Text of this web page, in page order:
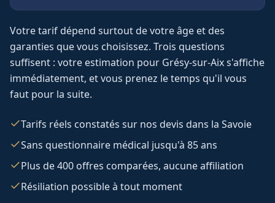
Votre tarif dépend surtout de votre âge et des
garanties que vous choisissez. Trois questions
suffisent : votre estimation pour Grésy-sur-Aixs'affiche
immédiatement, et vous prenez le temps qu'il vous
faut pour la suite.
Tarifs réels constatés sur nos devis dans la Savoie
Sans questionnaire médical jusqu'à 85 ans
Plus de 400 offres comparées, aucune affiliation
Résiliation possible à tout moment